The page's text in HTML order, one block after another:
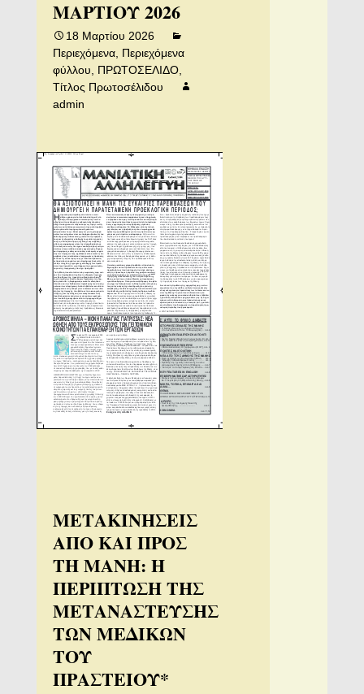
ΜΑΡΤΙΟΥ 2026
18 Μαρτίου 2026
Περιεχόμενα, Περιεχόμενα
φύλλου
ΠΡΩΤΟΣΕΛΙΔΟ,
Τίτλος Πρωτοσέλιδου
admin
ΜΕΤΑΚΙΝΗΣΕΙΣ
ΑΠΟ ΚΑΙ ΠΡΟΣ
ΤΗ ΜΑΝΗ: Η
ΠΕΡΙΠΤΩΣΗ ΤΗΣ
ΜΕΤΑΝΑΣΤΕΥΣΗΣ
ΤΩΝ ΜΕΔΙΚΩΝ
ΤΟΥ
ΠΡΑΣΤΕΙΟΥ*